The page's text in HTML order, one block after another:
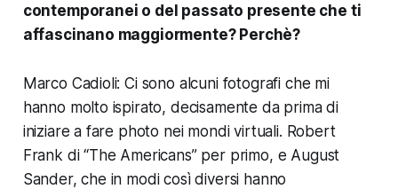
contemporanei o del passato presente che ti
affascinano maggiormente? Perchè?
Marco Cadioli: Ci sono alcuni fotografi che mi
hanno molto ispirato, decisamente da prima di
iniziare a fare photo nei mondi virtuali. Robert
Frank di “The Americans” per primo, e August
Sander, che in modi così diversi hanno